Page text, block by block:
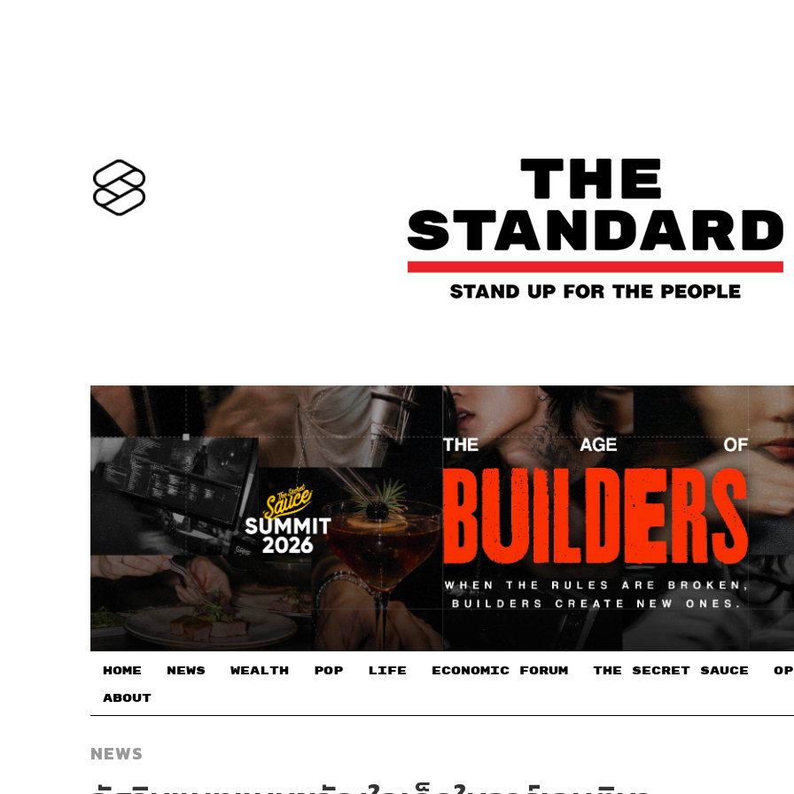
HOME NEWS WEALTH POP LIFE ECONOMIC FORUM THE SECRET SAUCE​
ABOUT
NEWS